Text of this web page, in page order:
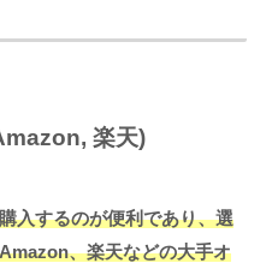
楽天)
入するのが便利であり、選
、楽天などの大手オ